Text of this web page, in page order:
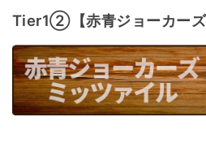
Tier1②【赤青ジョーカーズ